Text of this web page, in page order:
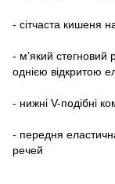
- сітчаста кишеня
- м’який стегновий
однією відкритою
- нижні V-подібні
- передня
речей